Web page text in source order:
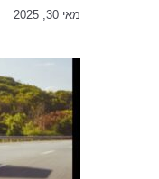
מאי 30, 2025